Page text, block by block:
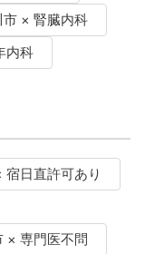
市 × 腎臓内科
内科
宿日直許可あり
× 専門医不問